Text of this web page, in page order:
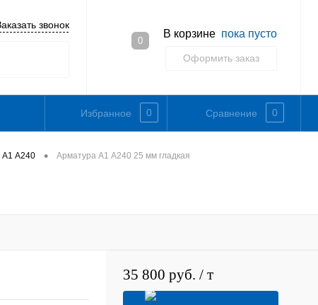
звонок
0
В корзине пока пусто
Оформить заказ
Избранное 0 Сравнение 0
А1 А240 • Арматура А1 А240 25 мм гладкая
35 800 руб. / т